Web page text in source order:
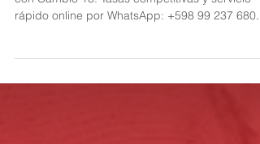
con tasas competitivas?
con Cambio 18. Tasas competitivas y servicio